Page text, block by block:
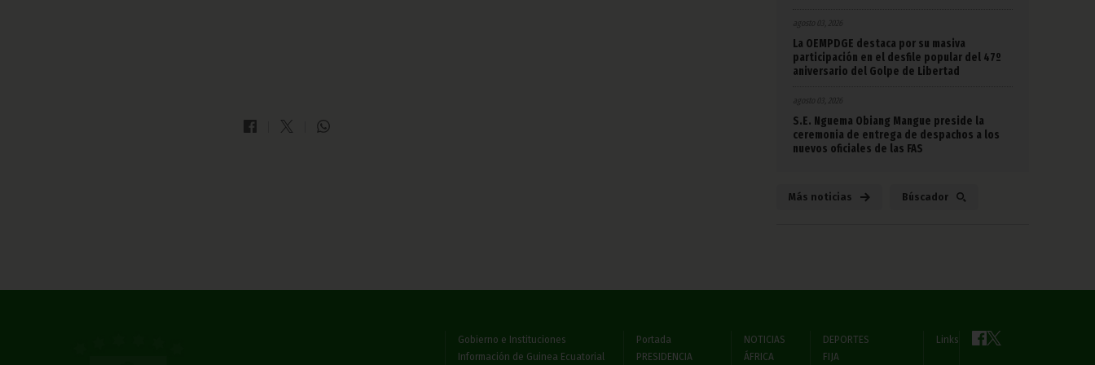
agosto 03, 2026
La OEMPDGE destaca por su masiva
participación en el desfile popular del 47º
aniversario del Golpe de Libertad
agosto 03, 2026
S.E. Nguema Obiang Mangue preside la
ceremonia de entrega de despachos a los
nuevos oficiales de las FAS
Más noticias Búscador
Gobierno e Instituciones
Información de Guinea Ecuatorial
Portada
PRESIDENCIA
NOTICIAS
ÁFRICA
DEPORTES
FIJA
Links